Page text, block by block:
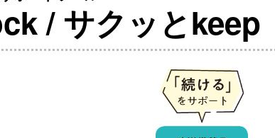
/ サクッとkeep